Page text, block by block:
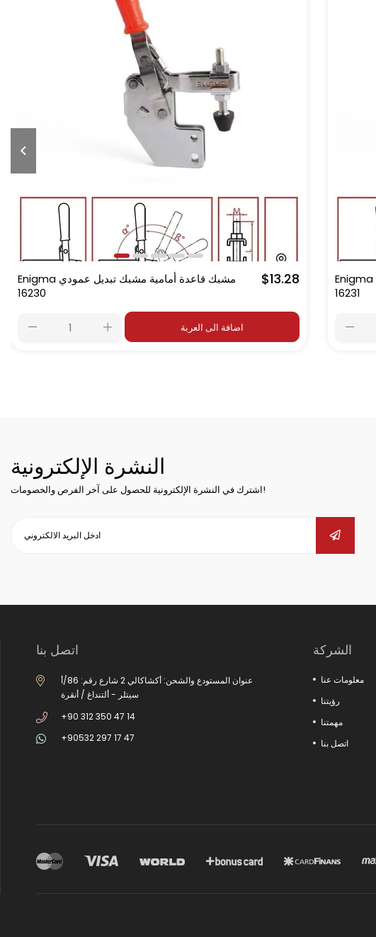
Enigma مشبك قاعدة أمامية مشبك تبديل عمودي
16230
$13.28
اضافة الى العربة
Enigma مشبك قاعدة أمامية مشبك تبديل عمودي
16231
النشرة الإلكترونية
اشترك في النشرة الإلكترونية للحصول على آخر الفرص والخصومات!
اتصل بنا
عنوان المستودع والشحن: أكشاكالي 2 شارع رقم: 86/أ
سيتلر - ألتنداغ / أنقرة
+90 312 350 47 14
+90532 297 17 47
الشركة
معلومات عنا
رؤيتنا
مهمتنا
اتصل بنا